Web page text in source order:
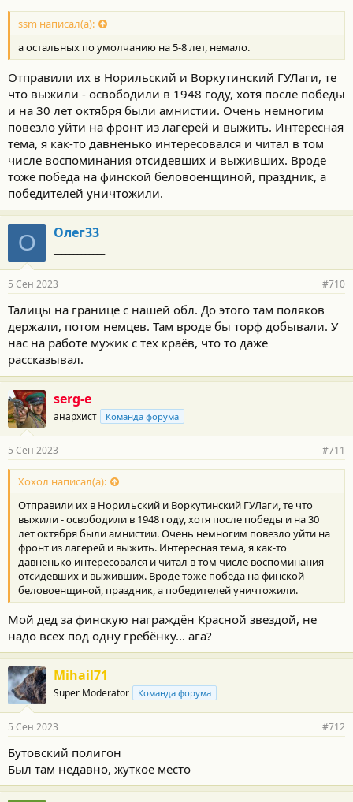
ssm написал(а):
а остальных по умолчанию на 5-8 лет, немало.
Отправили их в Норильский и Воркутинский ГУЛаги, те
что выжили - освободили в 1948 году, хотя после победы
и на 30 лет октября были амнистии. Очень немногим
повезло уйти на фронт из лагерей и выжить. Интересная
тема, я как-то давненько интересовался и читал в том
числе воспоминания отсидевших и выживших. Вроде
тоже победа на финской беловоенщиной, праздник, а
победителей уничтожили.
О Олег33
5 Сен 2023 #710
Талицы на границе с нашей обл. До этого там поляков
держали, потом немцев. Там вроде бы торф добывали. У
нас на работе мужик с тех краёв, что то даже
рассказывал.
serg-e
анархист Команда форума
5 Сен 2023 #711
Хохол написал(а):
Отправили их в Норильский и Воркутинский ГУЛаги, те что
выжили - освободили в 1948 году, хотя после победы и на 30
лет октября были амнистии. Очень немногим повезло уйти на
фронт из лагерей и выжить. Интересная тема, я как-то
давненько интересовался и читал в том числе воспоминания
отсидевших и выживших. Вроде тоже победа на финской
беловоенщиной, праздник, а победителей уничтожили.
Мой дед за финскую награждён Красной звездой, не
надо всех под одну гребёнку... ага?
Mihail71
Super Moderator Команда форума
5 Сен 2023 #712
Бутовский полигон
Был там недавно, жуткое место